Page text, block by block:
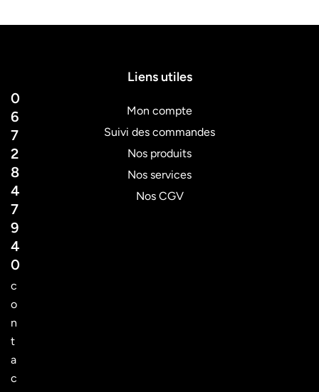
0
6
7
2
8
4
7
9
4
0
c
o
n
t
a
c
Liens utiles
Mon compte
Suivi des commandes
Nos produits
Nos services
Nos CGV